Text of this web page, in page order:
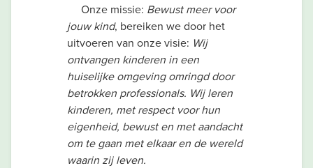
Onze missie: Bewust meer voor
jouw kind, bereiken we door het
uitvoeren van onze visie: Wij
ontvangen kinderen in een
huiselijke omgeving omringd door
betrokken professionals. Wij leren
kinderen, met respect voor hun
eigenheid, bewust en met aandacht
om te gaan met elkaar en de wereld
waarin zij leven.